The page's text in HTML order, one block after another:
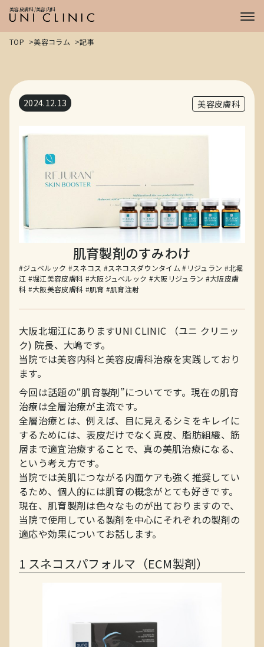
美容皮膚科/美容内科
症例
CASE
プライス
PRICE
TOP 美容コラム 記事
2024.12.13 美容皮膚科
肌育製剤のすみわけ
#ジュベルック #スネコス #スネコスダウンタイム #リジュラン #北堀
江 #堀江美容皮膚科 #大阪ジュベルック #大阪リジュラン #大阪皮膚
科 #大阪美容皮膚科 #肌育 #肌育注射
大阪北堀江にありますUNI CLINIC （ユニ クリニッ
ク) 院長、大嶋です。
当院では美容内科と美容皮膚科治療を実践しており
ます。
今回は話題の“肌育製剤”についてです。現在の肌育
治療は全層治療が主流です。
全層治療とは、例えば、目に見えるシミをキレイに
するためには、表皮だけでなく真皮、脂肪組織、筋
層まで適宜治療することで、真の美肌治療になる、
という考え方です。
当院では美肌につながる内面ケアも強く推奨してい
るため、個人的には肌育の概念がとても好きです。
現在、肌育製剤は色々なものが出ておりますので、
当院で使用している製剤を中心にそれぞれの製剤の
適応や効果についてお話します。
1 スネコスパフォルマ（ECM製剤）